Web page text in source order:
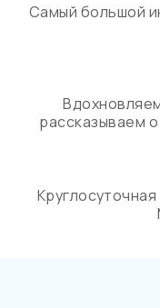
Самый большой
рассказываем